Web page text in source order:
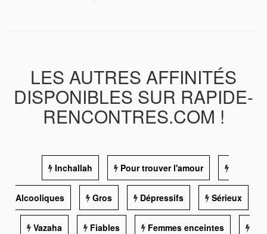
LES AUTRES AFFINITÉS
DISPONIBLES SUR RAPIDE-
RENCONTRES.COM !
Inchallah Pour trouver l'amour
Alcooliques Gros Dépressifs Sérieux
Vazaha Fiables Femmes enceintes